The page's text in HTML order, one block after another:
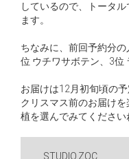
しているので、トータ
ます。
ちなみに、前回予約分
位 ウチワサボテン、3位
お届けは12月初旬頃の予
クリスマス前のお届け
植を選んでみてください
STUDIO.ZOC